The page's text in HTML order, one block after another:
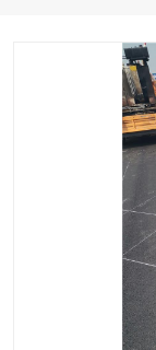
道路标线划线